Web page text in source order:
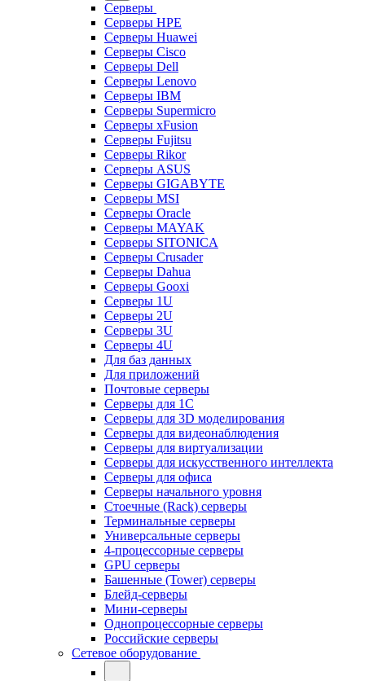
Серверы
Серверы HPE
Серверы Huawei
Серверы Cisco
Серверы Dell
Серверы Lenovo
Серверы IBM
Серверы Supermicro
Серверы xFusion
Серверы Fujitsu
Серверы Rikor
Серверы ASUS
Серверы GIGABYTE
Серверы MSI
Серверы Oracle
Серверы MAYAK
Серверы SITONICA
Серверы Crusader
Серверы Dahua
Серверы Gooxi
Серверы 1U
Серверы 2U
Серверы 3U
Серверы 4U
Для баз данных
Для приложений
Почтовые серверы
Серверы для 1С
Серверы для 3D моделирования
Серверы для видеонаблюдения
Серверы для виртуализации
Серверы для искусственного интеллекта
Серверы для офиса
Серверы начального уровня
Стоечные (Rack) серверы
Терминальные серверы
Универсальные серверы
4-процессорные серверы
GPU серверы
Башенные (Tower) серверы
Блейд-серверы
Мини-серверы
Однопроцессорные серверы
Российские серверы
Сетевое оборудование